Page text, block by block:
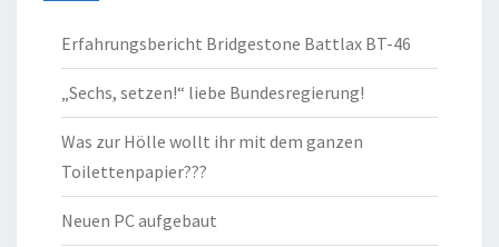
Erfahrungsbericht Bridgestone Battlax BT-46
„Sechs, setzen!“ liebe Bundesregierung!
Was zur Hölle wollt ihr mit dem ganzen
Toilettenpapier???
Neuen PC aufgebaut